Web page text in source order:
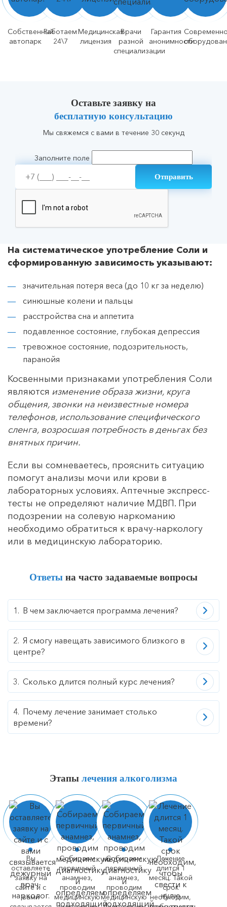
Собственный
автопарк
Работаем
24\7
Медицинская
лицензия
Врачи
разной
специализации
Гарантия
анонимности
Оставьте заявку на
бесплатную консультацию
Мы свяжемся с вами в течение 30 секунд
Заполните поле
На систематическое употребление Соли и
сформированную зависимость указывают:
значительная потеря веса (до 10 кг за неделю)
синюшные колени и пальцы
расстройства сна и аппетита
подавленное состояние, глубокая депрессия
тревожное состояние, подозрительность,
паранойя
Косвенными признаками употребления Соли
являются изменение образа жизни, круга
общения, звонки на неизвестные номера
телефонов, использование специфического
сленга, возросшая потребность в деньгах без
внятных причин.
Если вы сомневаетесь, прояснить ситуацию
помогут анализы мочи или крови в
лабораторных условиях. Аптечные экспресс-
тесты не определяют наличие МДВП. При
подозрении на солевую наркоманию
необходимо обратиться к врачу-наркологу
или в медицинскую лабораторию.
Ответы на часто задаваемые вопросы
В чем заключается программа лечения?
Я смогу навещать зависимого близкого в
центре?
Сколько длится полный курс лечения?
Почему лечение занимает столько
времени?
Этапы лечения алкоголизма
Вы
оставляете
заявку на
сайте и с
вами
Собираем
первичный
анамнез,
проводим
медицинскую
Собираем
первичный
анамнез,
проводим
медицинскую
Лечение
длится 1
месяц. Такой
срок
необходим,